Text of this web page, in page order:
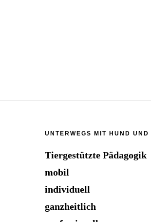
UNTERWEGS MIT HUND UND
Tiergestützte Pädagogik
mobil
individuell
ganzheitlich